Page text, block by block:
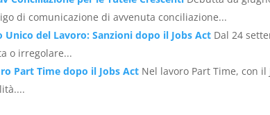
di comunicazione di avvenuta conciliazione...
Unico del Lavoro: Sanzioni dopo il Jobs Act Dal 24
o irregolare...
Part Time dopo il Jobs Act Nel lavoro Part Time, con